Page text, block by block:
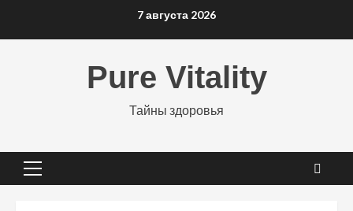
7 августа 2026
Pure Vitality
Тайны здоровья
Основное